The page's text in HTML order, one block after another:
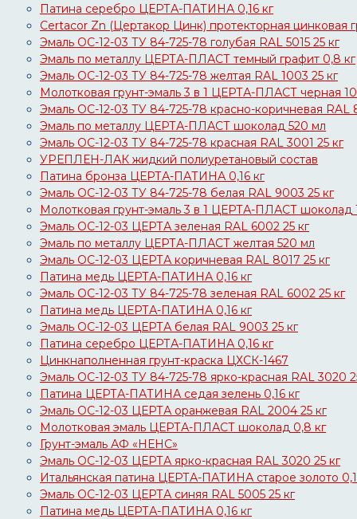
Патина серебро ЦЕРТА-ПАТИНА 0,16 кг
Certacor Zn (Цертакор Цинк) протекторная цинковая
Эмаль ОС-12-03 ТУ 84-725-78 голубая RAL 5015 25 кг
Эмаль по металлу ЦЕРТА-ПЛАСТ темный графит 0,8 кг
Эмаль ОС-12-03 ТУ 84-725-78 желтая RAL 1003 25 кг
Молотковая грунт-эмаль 3 в 1 ЦЕРТА-ПЛАСТ черная 10
Эмаль ОС-12-03 ТУ 84-725-78 красно-коричневая RAL
Эмаль по металлу ЦЕРТА-ПЛАСТ шоколад 520 мл
Эмаль ОС-12-03 ТУ 84-725-78 красная RAL 3001 25 кг
УРЕПЛЕН-ЛАК жидкий полиуретановый состав
Патина бронза ЦЕРТА-ПАТИНА 0,16 кг
Эмаль ОС-12-03 ТУ 84-725-78 белая RAL 9003 25 кг
Молотковая грунт-эмаль 3 в 1 ЦЕРТА-ПЛАСТ шоколад
Эмаль ОС-12-03 ЦЕРТА зеленая RAL 6002 25 кг
Эмаль по металлу ЦЕРТА-ПЛАСТ желтая 520 мл
Эмаль ОС-12-03 ЦЕРТА коричневая RAL 8017 25 кг
Патина медь ЦЕРТА-ПАТИНА 0,16 кг
Эмаль ОС-12-03 ТУ 84-725-78 зеленая RAL 6002 25 кг
Патина медь ЦЕРТА-ПАТИНА 0,16 кг
Эмаль ОС-12-03 ЦЕРТА белая RAL 9003 25 кг
Патина серебро ЦЕРТА-ПАТИНА 0,16 кг
Цинкнаполненная грунт-краска ЦХСК-1467
Эмаль ОС-12-03 ТУ 84-725-78 ярко-красная RAL 3020
Патина ЦЕРТА-ПАТИНА седая зелень 0,16 кг
Эмаль ОС-12-03 ЦЕРТА оранжевая RAL 2004 25 кг
Молотковая эмаль ЦЕРТА-ПЛАСТ шоколад 0,8 кг
Грунт-эмаль АФ «НЕНС»
Эмаль ОС-12-03 ЦЕРТА ярко-красная RAL 3020 25 кг
Итальянская патина ЦЕРТА-ПАТИНА старое золото
Эмаль ОС-12-03 ЦЕРТА синяя RAL 5005 25 кг
Патина медь ЦЕРТА-ПАТИНА 0,16 кг